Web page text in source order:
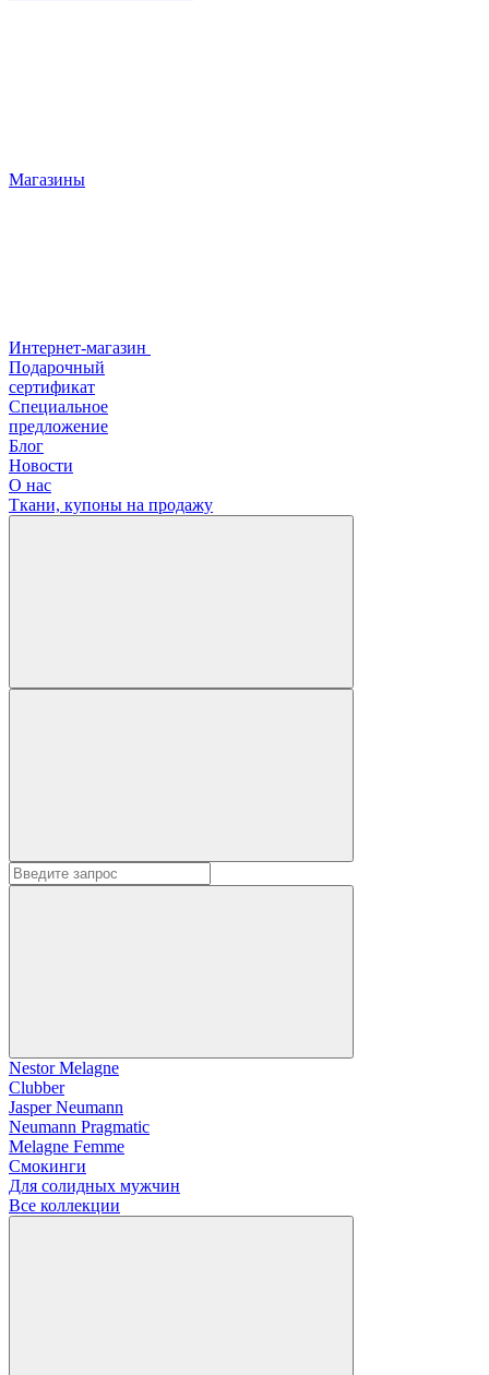
Магазины
Интернет-магазин
Подарочный
сертификат
Специальное
предложение
Блог
Новости
О нас
Ткани, купоны на продажу
Nestor Melagne
Clubber
Jasper Neumann
Neumann Pragmatic
Melagne Femme
Смокинги
Для солидных мужчин
Все коллекции